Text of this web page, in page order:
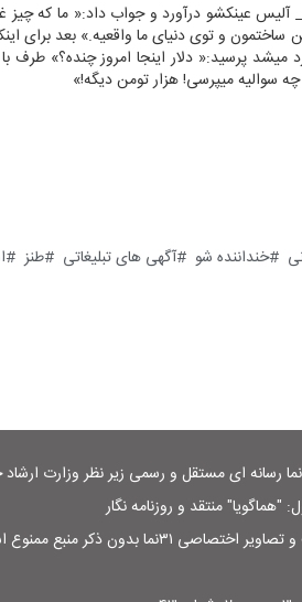
عینکشو درآورد و جواب داد:« ما که چیز
ساختمون و توی دنیای ما واقعیه.» بعد برای
میشد پرسید:« دلار اینجا امروز چنده؟» طرف
سوالیه میپرسی! هزار تومن دیگه!»
خنداننده شو آگهی های تبلیغاتی طنز
رسانه ای مستقل و رسمی زیر نظر وزارت
منتقد و روزنامه نگار
۳۱نما بدون ذکر منبع ممنوع است